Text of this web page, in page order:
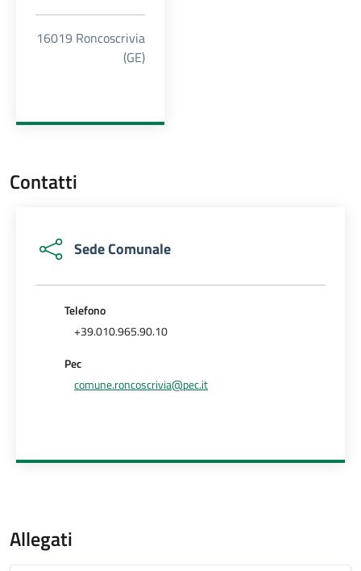
16019 Roncoscrivia
(GE)
Contatti
Sede Comunale
Telefono
+39.010.965.90.10
Pec
comune.roncoscrivia@pec.it
Allegati